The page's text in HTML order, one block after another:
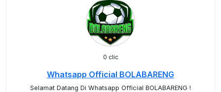
0 clic
Whatsapp Official BOLABARENG
Selamat Datang Di Whatsapp Official BOLABARENG !